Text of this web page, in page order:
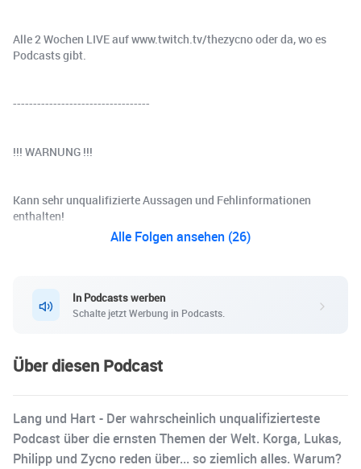
Alle 2 Wochen LIVE auf www.twitch.tv/thezycno oder da, wo es
Podcasts gibt.
----------------------------------
!!! WARNUNG !!!
Kann sehr unqualifizierte Aussagen und Fehlinformationen
enthalten!
Alle Folgen ansehen (26)
In Podcasts werben
Schalte jetzt Werbung in Podcasts.
Über diesen Podcast
Lang und Hart - Der wahrscheinlich unqualifizierteste
Podcast über die ernsten Themen der Welt. Korga, Lukas,
Philipp und Zycno reden über... so ziemlich alles. Warum?